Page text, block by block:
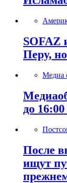
SOFAZ
Перу,
Медиа
до 16:00
После
ищут